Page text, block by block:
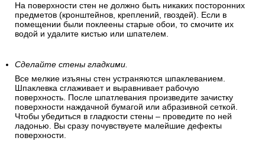
На поверхности стен не должно быть никаких посторонних
предметов (кронштейнов, креплений, гвоздей). Если в
помещении были поклеены старые обои, то смочите их
водой и удалите кистью или шпателем.
Сделайте стены гладкими.
Все мелкие изъяны стен устраняются шпаклеванием.
Шпаклевка сглаживает и выравнивает рабочую
поверхность. После шпатлевания произведите зачистку
поверхности наждачной бумагой или абразивной сеткой.
Чтобы убедиться в гладкости стены – проведите по ней
ладонью. Вы сразу почувствуете малейшие дефекты
поверхности.